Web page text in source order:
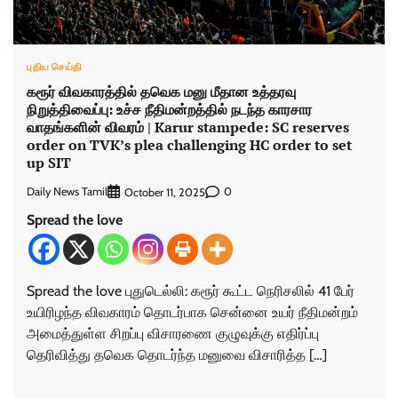
புதிய செய்தி
கரூர் விவகாரத்தில் தவெக மனு மீதான உத்தரவு
நிறுத்திவைப்பு: உச்ச நீதிமன்றத்தில் நடந்த காரசார
வாதங்களின் விவரம் | Karur stampede: SC reserves
order on TVK’s plea challenging HC order to set
up SIT
Daily News Tamil October 11, 2025 0
Spread the love
Spread the love புதுடெல்லி: கரூர் கூட்ட நெரிசலில் 41 பேர்
உயிரிழந்த விவகாரம் தொடர்பாக சென்னை உயர் நீதிமன்றம்
அமைத்துள்ள சிறப்பு விசாரணை குழுவுக்கு எதிர்ப்பு
தெரிவித்து தவெக தொடர்ந்த மனுவை விசாரித்த […]